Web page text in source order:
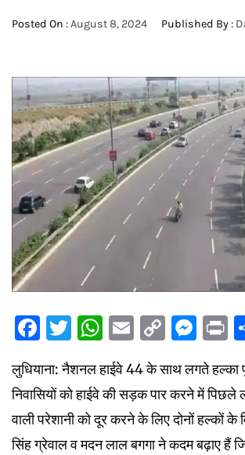
Posted On :August 8, 2024 Published By :
Facebook
Twitter
WhatsApp
Email
Copy
Link
लुधियाना: नैशनल हाईवे 44 के साथ लगते हल्का
निवासियों को हाईवे की सड़क पार करने में
वाली परेशानी को दूर करने के लिए दोनों हल्कों के
सिंह ग्रेवाल व मदन लाल बगगा ने कदम बढ़ाए हैं